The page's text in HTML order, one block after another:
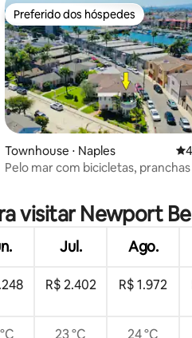
média de 5, 333
Preferido dos hóspedes
Preferido dos hóspedes
Townhouse ⋅ Naples
Pelo mar com bicicletas,
visitar Newport
Jul. Ago.
R$ 2.402 R$ 1.972
23 °C 24 °C